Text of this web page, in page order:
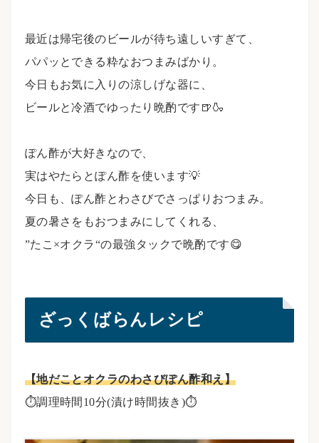
最近は帰宅後のビールが待ち遠しいすぎて、
パパッとできる粋なおつまみばかり。
今日もお気に入りの涼しげな器に、
ビールと冷酒でゆったり晩酌です🍺🍶
ぽん酢が大好きなので、
実はやたらとぽん酢を使います💡
今日も、ぽん酢とわさびでさっぱりおつまみ。
夏の暑さをもおつまみにしてくれる、
”たこ×オクラ“の最強タックで晩酌です😋
ざっくばらんレシピ
【地だことオクラのわさびぽん酢和え】
⏱調理時間10分(漬け時間抜き)⏱